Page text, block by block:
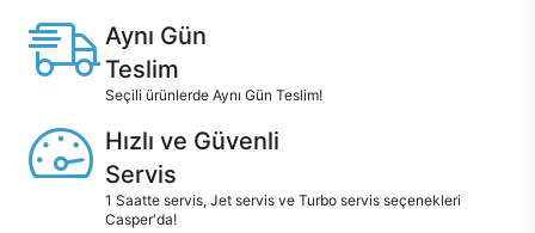
Aynı Gün
Teslim
Seçili ürünlerde Aynı Gün Teslim!
Hızlı ve Güvenli
Servis
1 Saatte servis, Jet servis ve Turbo servis seçenekleri
Casper'da!